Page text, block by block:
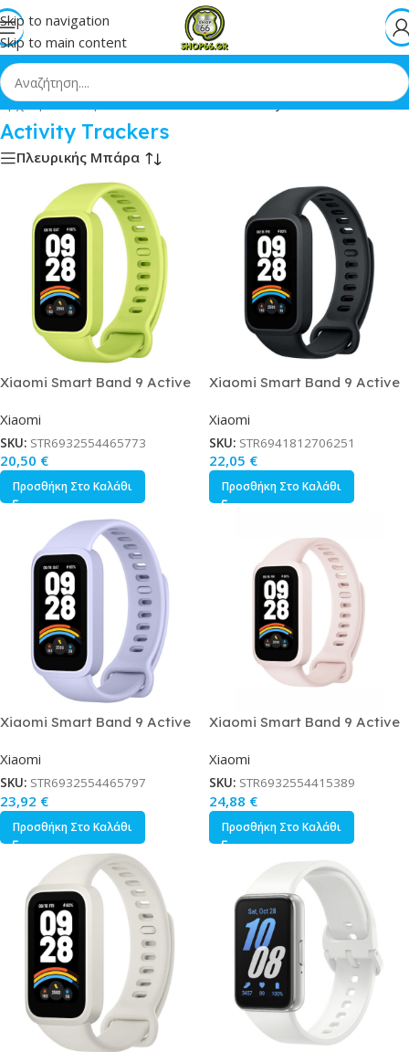
Skip to navigation
Skip to main content
Αρχική»Smartphones»Wearables»Activity Trackers
Activity Trackers
Πλευρικής Μπάρα
Xiaomi Smart Band 9 Active
Πράσινο
Xiaomi
SKU: STR6932554465773
20,50 €
Προσθήκη Στο Καλάθι
Xiaomi Smart Band 9 Active
Μαύρο
Xiaomi
SKU: STR6941812706251
22,05 €
Προσθήκη Στο Καλάθι
Xiaomi Smart Band 9 Active
Μωβ
Xiaomi
SKU: STR6932554465797
23,92 €
Προσθήκη Στο Καλάθι
Xiaomi Smart Band 9 Active
Xiaomi
SKU: STR6932554415389
24,88 €
Προσθήκη Στο Καλάθι